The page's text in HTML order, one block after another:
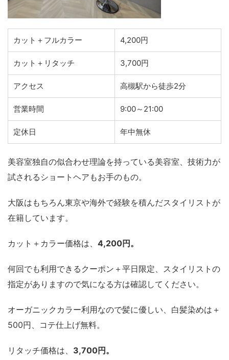
カット＋フルカラー 4,200円
カット＋リタッチ 3,700円
アクセス 高槻駅から徒歩2分
営業時間 9:00～21:00
定休日 年中無休
美容室独自の似合わせ理論を持っている美容室、技術力が
試されるショートヘアもお手のもの。
大阪はもちろん東京や海外で経験を積んだスタイリストが
在籍しています。
カット＋カラー価格は、 4,200円。
何回でも利用できるクーポン＋平日限定、スタイリストの
指定がありますので気になる方は確認してください。
オーガニックカラー利用なので髪に優しい、白髪染めは＋
500円、コテ仕上げ無料。
リタッチ価格は、 3,700円。